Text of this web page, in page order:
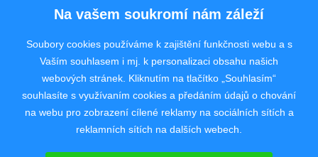
Pro uchazeče
Rychlý kontakt
Na vašem soukromí nám záleží
Soubory cookies používáme k zajištění funkčnosti webu a s
Vaším souhlasem i mj. k personalizaci obsahu našich
webových stránek. Kliknutím na tlačítko „Souhlasím“
souhlasíte s využívaním cookies a předáním údajů o chování
na webu pro zobrazení cílené reklamy na sociálních sítích a
reklamních sítích na dalších webech.